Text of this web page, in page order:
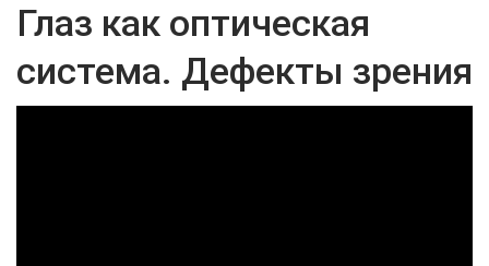
Глаз как оптическая
система. Дефекты зрения